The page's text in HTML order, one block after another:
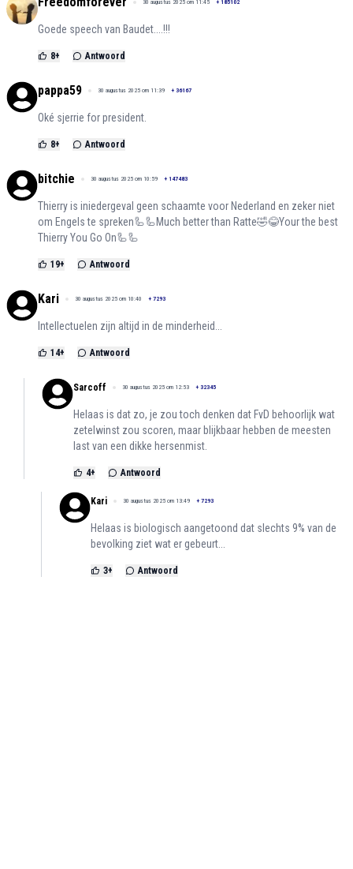
30 augustus 2025 om 11:45 + 185102
Goede speech van Baudet....!!!
8+ Antwoord
pappa59 30 augustus 2025 om 11:39 + 36167
Oké sjerrie for president.
8+ Antwoord
bitchie 30 augustus 2025 om 10:59 + 147483
Thierry is iniedergeval geen schaamte voor Nederland en zeker niet
om Engels te spreken🦾🦾Much better than Ratte🤣😂Your the best
Thierry You Go On🦾🦾
19+ Antwoord
Kari 30 augustus 2025 om 10:40 + 7293
Intellectuelen zijn altijd in de minderheid...
14+ Antwoord
Sarcoff 30 augustus 2025 om 12:53 + 32345
Helaas is dat zo, je zou toch denken dat FvD behoorlijk wat
zetelwinst zou scoren, maar blijkbaar hebben de meesten
last van een dikke hersenmist.
4+ Antwoord
Kari 30 augustus 2025 om 13:49 + 7293
Helaas is biologisch aangetoond dat slechts 9% van de
bevolking ziet wat er gebeurt...
3+ Antwoord